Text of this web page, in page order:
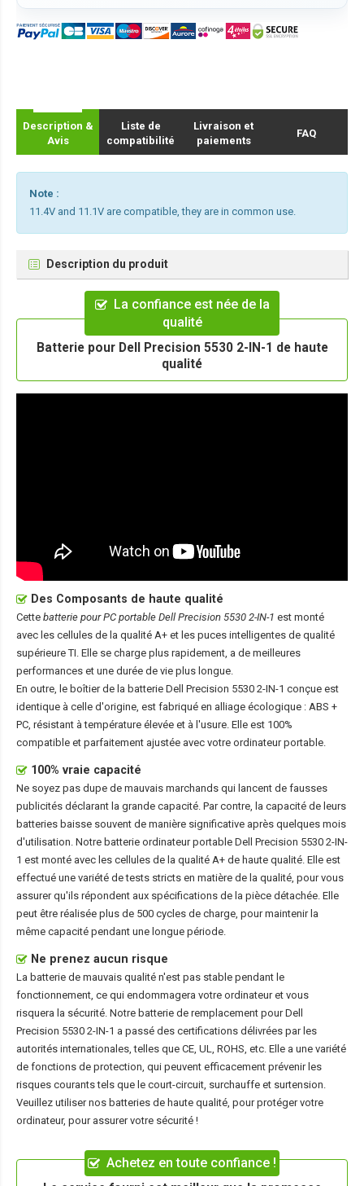
Description &
Avis
Liste de
compatibilité
Livraison et
paiements
FAQ
Note :
11.4V and 11.1V are compatible, they are in common use.
Description du produit
La confiance est née de la
qualité
Batterie pour Dell Precision 5530 2-IN-1 de haute
qualité
Des Composants de haute qualité
Cette batterie pour PC portable Dell Precision 5530 2-IN-1 est monté
avec les cellules de la qualité A+ et les puces intelligentes de qualité
supérieure TI. Elle se charge plus rapidement, a de meilleures
performances et une durée de vie plus longue.
En outre, le boîtier de la batterie Dell Precision 5530 2-IN-1 conçue est
identique à celle d'origine, est fabriqué en alliage écologique : ABS +
PC, résistant à température élevée et à l'usure. Elle est 100%
compatible et parfaitement ajustée avec votre ordinateur portable.
100% vraie capacité
Ne soyez pas dupe de mauvais marchands qui lancent de fausses
publicités déclarant la grande capacité. Par contre, la capacité de leurs
batteries baisse souvent de manière significative après quelques mois
d'utilisation. Notre batterie ordinateur portable Dell Precision 5530 2-IN-
1 est monté avec les cellules de la qualité A+ de haute qualité. Elle est
effectué une variété de tests stricts en matière de la qualité, pour vous
assurer qu'ils répondent aux spécifications de la pièce détachée. Elle
peut être réalisée plus de 500 cycles de charge, pour maintenir la
même capacité pendant une longue période.
Ne prenez aucun risque
La batterie de mauvais qualité n'est pas stable pendant le
fonctionnement, ce qui endommagera votre ordinateur et vous
risquera la sécurité. Notre batterie de remplacement pour Dell
Precision 5530 2-IN-1 a passé des certifications délivrées par les
autorités internationales, telles que CE, UL, ROHS, etc. Elle a une variété
de fonctions de protection, qui peuvent efficacement prévenir les
risques courants tels que le court-circuit, surchauffe et surtension.
Veuillez utiliser nos batteries de haute qualité, pour protéger votre
ordinateur, pour assurer votre sécurité !
Achetez en toute confiance !